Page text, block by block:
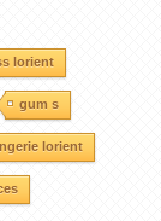
lorient
gum s
lorient